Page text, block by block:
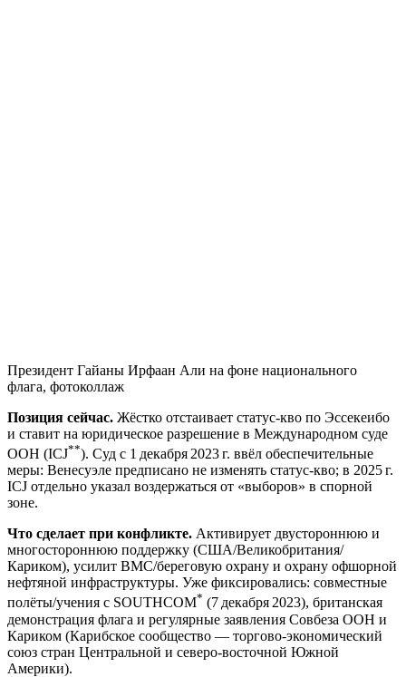
Президент Гайаны Ирфаан Али на фоне национального
флага, фотоколлаж
Позиция сейчас. Жёстко отстаивает статус‑кво по Эссекеибо
и ставит на юридическое разрешение в Международном суде
ООН (ICJ**). Суд с 1 декабря 2023 г. ввёл обеспечительные
меры: Венесуэле предписано не изменять статус‑кво; в 2025 г.
ICJ отдельно указал воздержаться от «выборов» в спорной
зоне.
Что сделает при конфликте. Активирует двустороннюю и
многостороннюю поддержку (США/Великобритания/
Кариком), усилит ВМС/береговую охрану и охрану офшорной
нефтяной инфраструктуры. Уже фиксировались: совместные
полёты/учения с SOUTHCOM* (7 декабря 2023), британская
демонстрация флага и регулярные заявления Совбеза ООН и
Кариком (Карибское сообщество — торгово-экономический
союз стран Центральной и северо-восточной Южной
Америки).